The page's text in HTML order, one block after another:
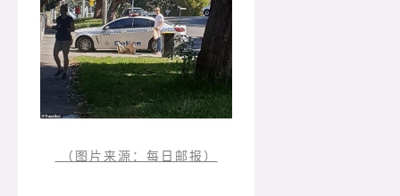
（图片来源：每日邮报）